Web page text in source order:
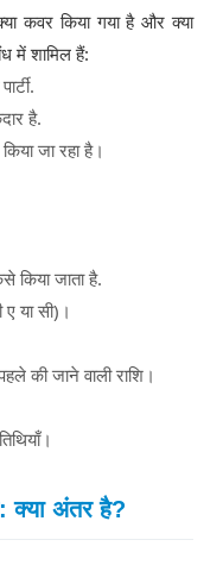
कवर किया गया है और क्या
में शामिल हैं:
है.
जा रहा है।
किया जाता है.
या सी)।
की जाने वाली राशि।
क्या अंतर है?